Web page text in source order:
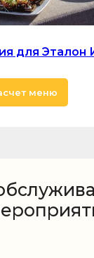
для Эталон
меню